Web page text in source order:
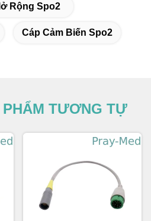
Rộng Spo2
Cáp Cảm Biến Spo2
TƯƠNG TỰ